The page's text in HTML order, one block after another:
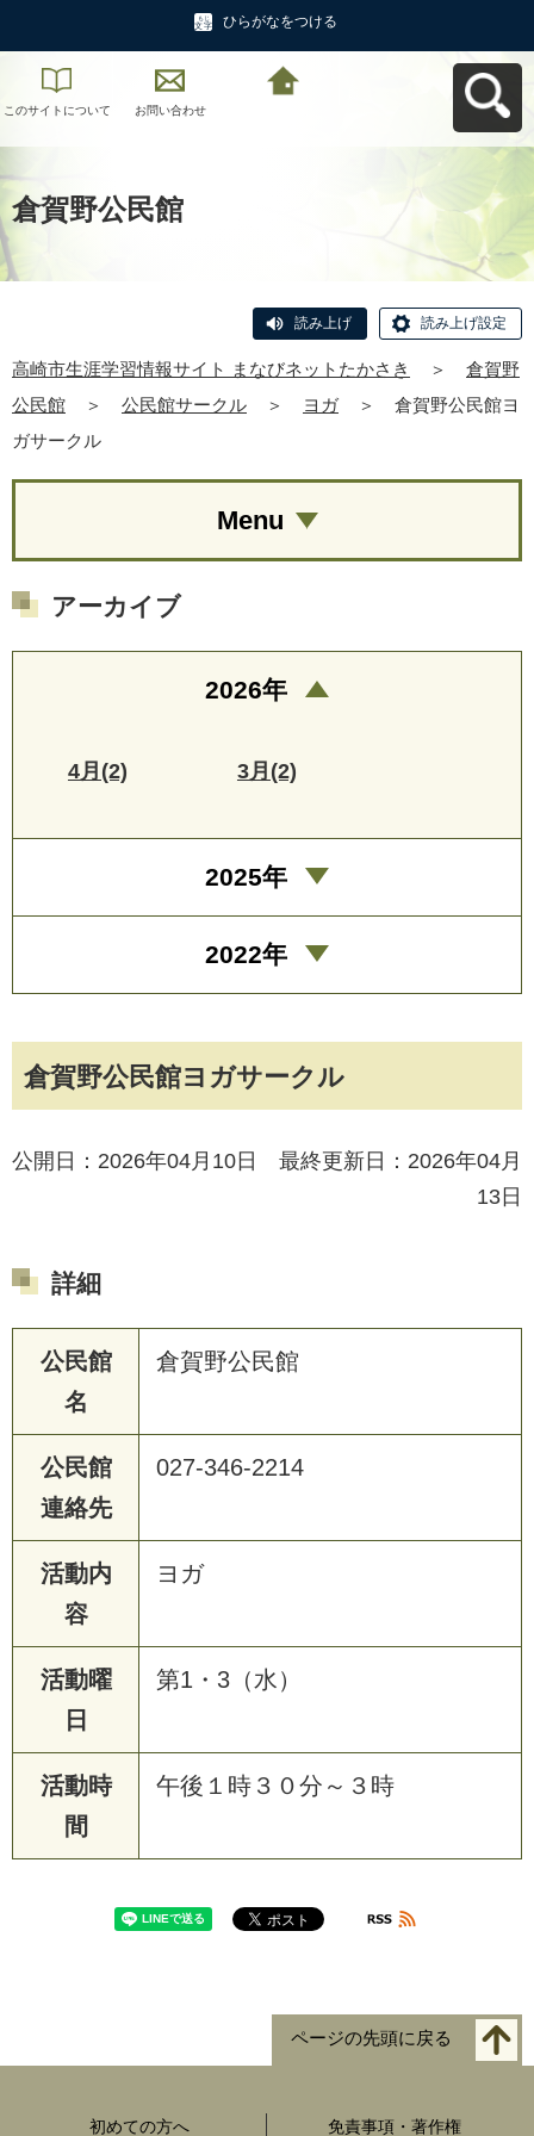
ひらがなをつける
このサイトについて お問い合わせ
倉賀野公民館
読み上げ 読み上げ設定
高崎市生涯学習情報サイト まなびネットたかさき ＞
倉賀野
公民館
＞ 公民館サークル ＞ ヨガ ＞
倉賀野公民館ヨ
ガサークル
倉賀野公民館ヨガサークル
公開日：2026年04月10日 最終更新日：2026年04月
13日
詳細
公民館
名
倉賀野公民館
公民館
連絡先
027-346-2214
活動内
容
ヨガ
活動曜
日
第1・3（水）
活動時
間
午後１時３０分～３時
Menu
アーカイブ
2026年
4月(2) 3月(2)
2025年
2022年
ページの先頭に戻る
初めての方へ 免責事項・著作権